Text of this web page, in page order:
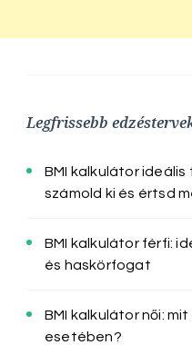
Legfrissebb
BMI kalkulátor
számold ki és értsd
BMI kalkulátor férfi:
és haskörfogat
BMI kalkulátor női:
esetében?